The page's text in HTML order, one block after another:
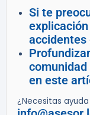
Si te
accidentes
en este
¿Necesitas